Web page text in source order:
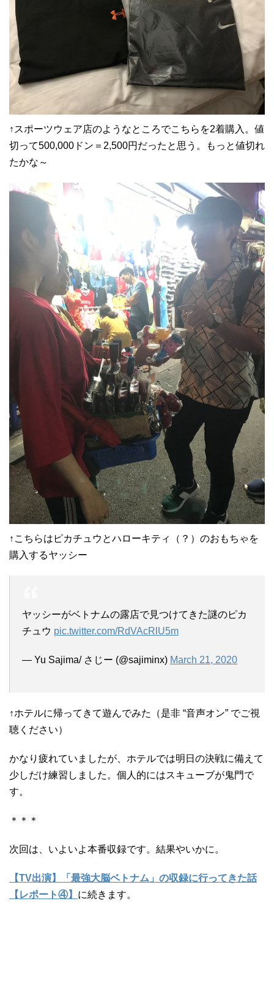
↑スポーツウェア店のようなところでこちらを2着購入。値
切って500,000ドン＝2,500円だったと思う。もっと値切れ
たかな～
↑こちらはピカチュウとハローキティ（？）のおもちゃを
購入するヤッシー
ヤッシーがベトナムの露店で見つけてきた謎のピカ
チュウ pic.twitter.com/RdVAcRlU5m
— Yu Sajima/ さじー (@sajiminx) March 21, 2020
↑ホテルに帰ってきて遊んでみた（是非 “音声オン” でご視
聴ください）
かなり疲れていましたが、ホテルでは明日の決戦に備えて
少しだけ練習しました。個人的にはスキューブが鬼門で
す。
＊＊＊
次回は、いよいよ本番収録です。結果やいかに。
【TV出演】「最強大脳ベトナム」の収録に行ってきた話
【レポート④】 に続きます。